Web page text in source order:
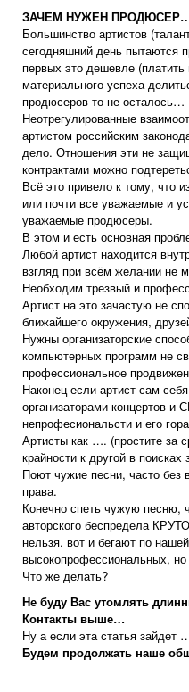
ЗАЧЕМ НУЖЕН
Большинство артистов
сегодняшний день пытаются
первых это дешевле
материального успеха
продюсеров то не осталось…
Неотрегулированные
артистом российским
дело. Отношения эти не
контрактами можно
Всё это привело к тому, что
или почти все уважаемые и
уважаемые продюсеры.
В этом и есть основная
Любой артист находится
взгляд при всём желании не
Необходим трезвый и
Артист на это зачастую не
ближайшего окружения,
Нужны организаторские
компьютерных программ не
профессиональное
Наконец если артист сам
организаторами концертов и
непрофесиональсти и его
Артисты как …. (простите за
крайности к другой в
Поют чужие песни, часто без
права.
Конечно спеть чужую песню,
авторского беспредела
нельзя. вот и бегают по
высокопрофессиональных, но
Что же делать?
Не буду Вас утомлять
Контакты выше…
Ну а если эта статья зайдет
Будем продолжать наше
—